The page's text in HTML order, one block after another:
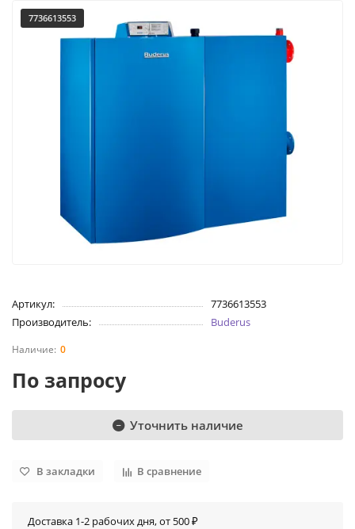
7736613553
Артикул:
7736613553
Производитель:
Buderus
0
По запросу
Уточнить наличие
В закладки В сравнение
Доставка 1-2 рабочих дня, от 500 ₽